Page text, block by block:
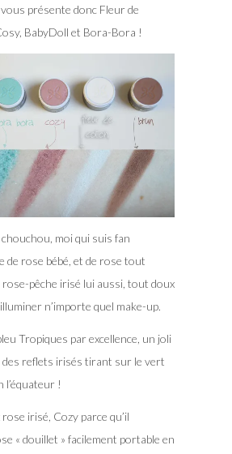
présente donc Fleur de
BabyDoll et Bora-Bora !
moi qui suis fan
de rose bébé, et de rose tout
rose-pêche irisé lui aussi, tout doux
n’importe quel make-up.
Tropiques par excellence, un joli
reflets irisés tirant sur le vert
l’équateur !
irisé, Cozy parce qu’il
« douillet » facilement portable en